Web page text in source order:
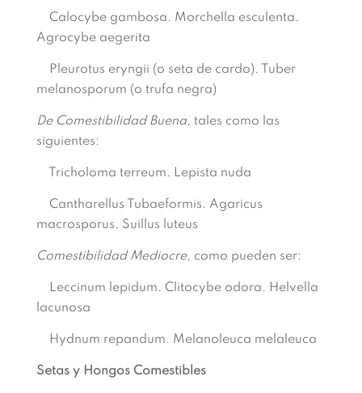
Calocybe gambosa. Morchella esculenta.
Agrocybe aegerita
Pleurotus eryngii (o seta de cardo). Tuber
melanosporum (o trufa negra)
De Comestibilidad Buena, tales como las
siguientes:
Tricholoma terreum. Lepista nuda
Cantharellus Tubaeformis. Agaricus
macrosporus. Suillus luteus
Comestibilidad Mediocre, como pueden ser:
Leccinum lepidum. Clitocybe odora. Helvella
lacunosa
Hydnum repandum. Melanoleuca melaleuca
Setas y Hongos Comestibles